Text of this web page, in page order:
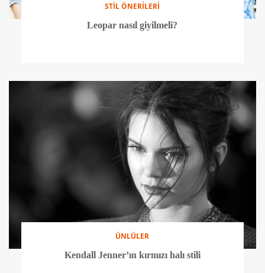
STİL ÖNERİLERİ
Leopar nasıl giyilmeli?
ÜNLÜLER
Kendall Jenner’ın kırmızı halı stili